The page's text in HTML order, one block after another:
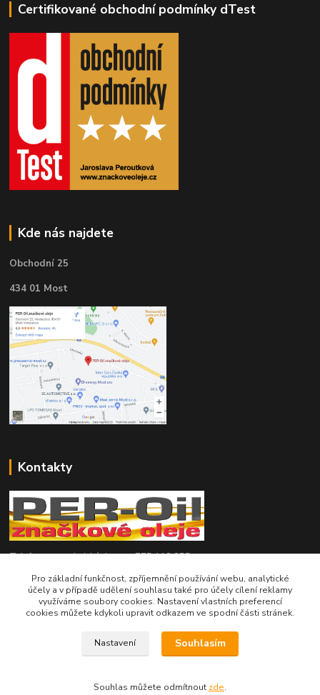
Certifikované obchodní podmínky dTest
Kde nás najdete
Obchodní 25
434 01 Most
Kontakty
Telefon pro technické dotazy: 775 113 255
Telefon do našeho obchodu : 774 993 479
info@znackoveoleje.cz
Pro základní funkčnost, zpříjemnění používání webu, analytické
účely a v případě udělení souhlasu také pro účely cílení reklamy
využíváme soubory cookies. Nastavení vlastních preferencí
cookies můžete kdykoli upravit odkazem ve spodní části stránek.
Nastavení Souhlasím
Souhlas můžete odmítnout zde.